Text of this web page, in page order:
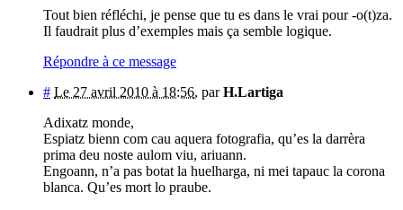
Tout bien réfléchi, je pense que tu es dans le vrai pour -o(t)za.
Il faudrait plus d’exemples mais ça semble logique.
Répondre à ce message
# Le 27 avril 2010 à 18:56, parH.Lartiga
Adixatz monde,
Espiatz bienn com cau aquera fotografia, qu’es la darrèra
prima deu noste aulom viu, ariuann.
Engoann, n’a pas botat la huelharga, ni mei tapauc la corona
blanca. Qu’es mort lo praube.